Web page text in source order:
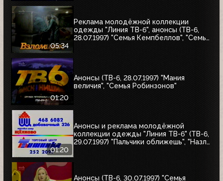
05:34
Реклама молодёжной коллекции
одежды "Линия ТВ-6", анонсы (ТВ-6,
28.07.1997) "Семья Кемпбеллов", "Семья
01:20
Анонсы (ТВ-6, 28.07.1997) "Мания
величия", "Семья Робинзонов"
01:20
Анонсы и реклама молодёжной
коллекции одежды "Линия ТВ-6" (ТВ-6,
29.07.1997) "Пальчики оближешь", "Назло
Анонсы (ТВ-6, 30.07.1997) "Семья